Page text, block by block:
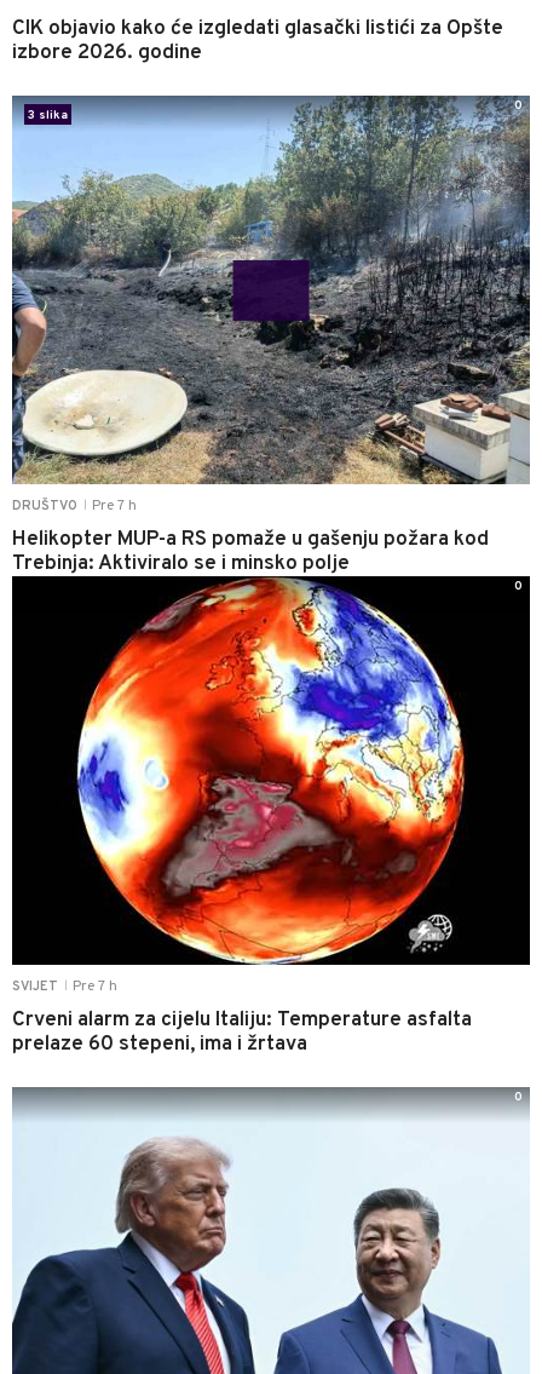
CIK objavio kako će izgledati glasački listići za Opšte
izbore 2026. godine
DRUŠTVO Pre 7 h
Helikopter MUP-a RS pomaže u gašenju požara kod
Trebinja: Aktiviralo se i minsko polje
3 slika
0
SVIJET Pre 7 h
Crveni alarm za cijelu Italiju: Temperature asfalta
prelaze 60 stepeni, ima i žrtava
0
0